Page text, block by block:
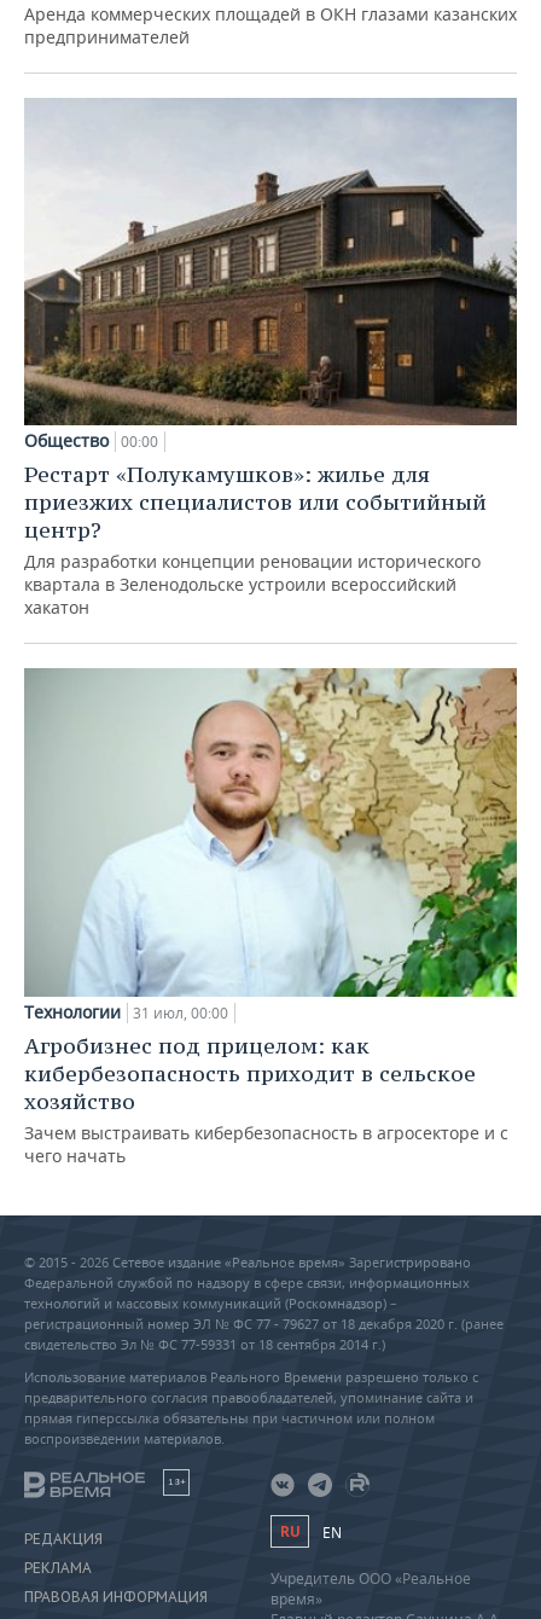
Аренда коммерческих площадей в ОКН глазами казанских
предпринимателей
Общество 00:00
Рестарт «Полукамушков»: жилье для
приезжих специалистов или событийный
центр?
Для разработки концепции реновации исторического
квартала в Зеленодольске устроили всероссийский
хакатон
Технологии 31 июл, 00:00
Агробизнес под прицелом: как
кибербезопасность приходит в сельское
хозяйство
Зачем выстраивать кибербезопасность в агросекторе и с
чего начать
© 2015 - 2026 Сетевое издание «Реальное время» Зарегистрировано
Федеральной службой по надзору в сфере связи, информационных
технологий и массовых коммуникаций (Роскомнадзор) –
регистрационный номер ЭЛ № ФС 77 - 79627 от 18 декабря 2020 г. (ранее
свидетельство Эл № ФС 77-59331 от 18 сентября 2014 г.)
Использование материалов Реального Времени разрешено только с
предварительного согласия правообладателей, упоминание сайта и
прямая гиперссылка обязательны при частичном или полном
воспроизведении материалов.
18+
РЕДАКЦИЯ
РЕКЛАМА
ПРАВОВАЯ ИНФОРМАЦИЯ
RU EN
Учредитель ООО «Реальное
время»